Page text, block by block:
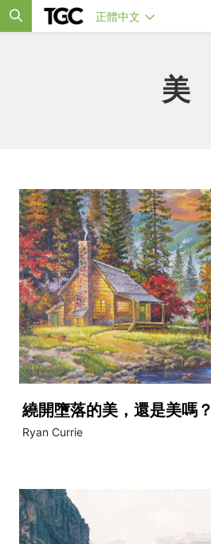
正體中文
美
繞開墮落的美，還是美嗎？
Ryan Currie